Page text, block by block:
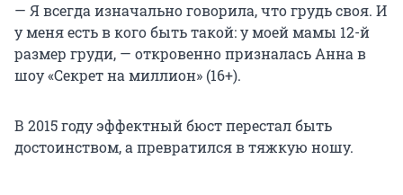
— Я всегда изначально говорила, что грудь своя. И
у меня есть в кого быть такой: у моей мамы 12-й
размер груди, — откровенно призналась Анна в
шоу «Секрет на миллион» (16+).
В 2015 году эффектный бюст перестал быть
достоинством, а превратился в тяжкую ношу.